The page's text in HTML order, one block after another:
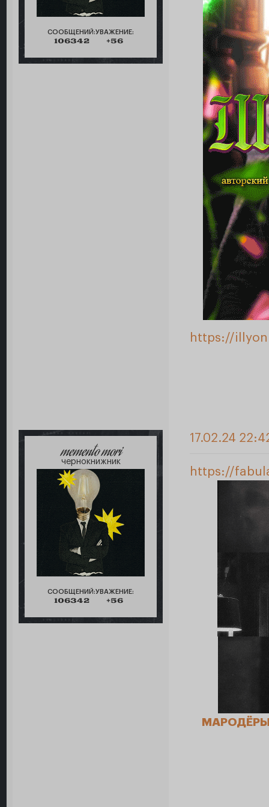
СООБЩЕНИЙ:
106342
УВАЖЕНИЕ:
+56
https://
memento mori
чернокнижник
СООБЩЕНИЙ:
106342
УВАЖЕНИЕ:
+56
17.02.24
https://